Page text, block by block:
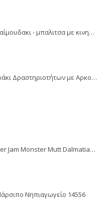
Mattel fisher-price μαίμουδακι - μπαλιτσα με κινηση JLB95
Fisher-Price Μαξιλαράκι Δραστηριοτήτων με Αρκουδάκι (JHB44)
LEGO Technic Monster Jam Monster Mutt Dalmatian (42150)
Νηπιαγωγείο 14556